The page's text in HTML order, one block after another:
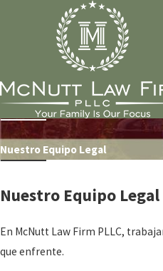
Nuestro Equipo Legal
Nuestro Equipo Legal
En McNutt Law Firm PLLC,
que enfrente.